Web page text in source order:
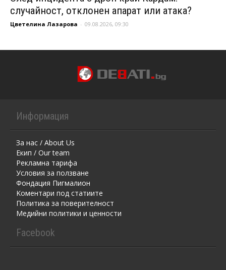
случайност, отклонен апарат или атака?
Цветелина Лазарова - 09.08.2026, 09:30
Информация
За нас / About Us
Екип / Our team
Рекламна тарифа
Условия за ползване
Фондация Пигмалион
Kоментaри под статиите
Политика за поверителност
Медийни политики и ценности
Facebook